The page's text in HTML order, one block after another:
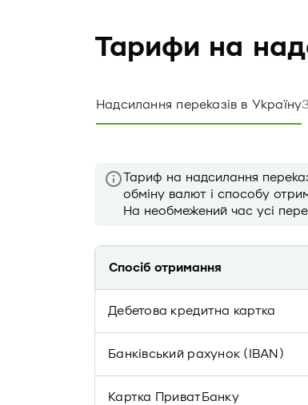
Тарифи на
Надсилання переказів в Україну
Тариф на надсилання
обміну валют і способу
На необмежений час усі
Спосіб отримання
Дебетова кредитна картка
Банківський рахунок (IBAN)
Картка ПриватБанку